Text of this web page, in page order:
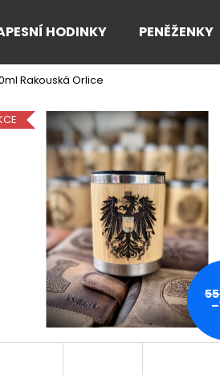
HODINKY PENĚŽENKY
Rakouská Orlice
potřebujete najít?
Doporučujeme